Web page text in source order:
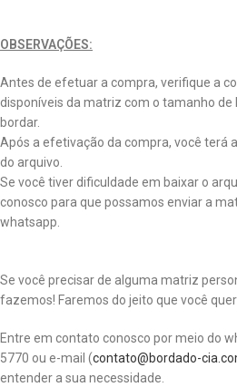
OBSERVAÇÕES:
Antes de efetuar a compra, verifique a
disponíveis da matriz com o tamanho
bordar.
Após a efetivação da compra, você terá
do arquivo.
Se você tiver dificuldade em baixar o
conosco para que possamos enviar a
whatsapp.
Se você precisar de alguma matriz
fazemos! Faremos do jeito que você
Entre em contato conosco por meio do
5770 ou e-mail (contato@bordado-
entender a sua necessidade.